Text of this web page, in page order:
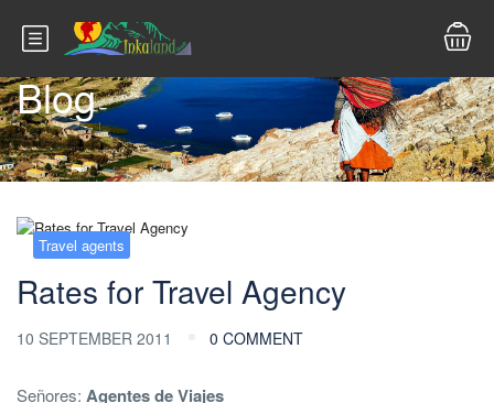
Blog
Travel agents
Rates for Travel Agency
10 SEPTEMBER 2011 0 COMMENT
Señores: Agentes de Viajes